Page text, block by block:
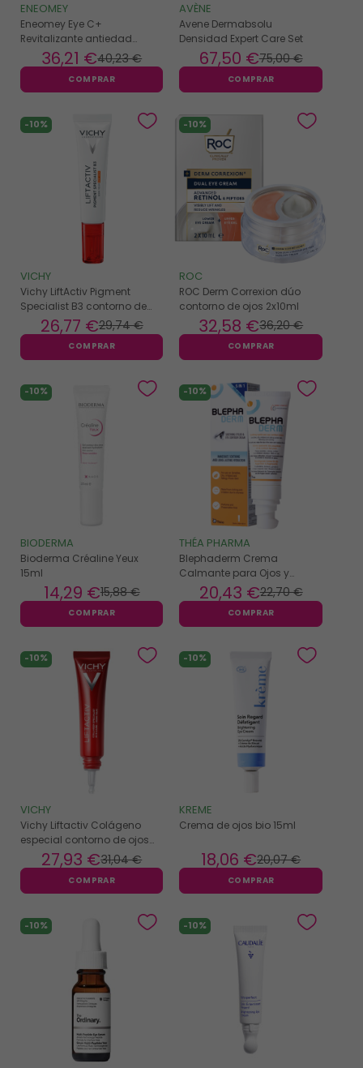
ENEOMEY
Eneomey Eye C+
Revitalizante antiedad
contorno de ojos 15ml
40,23 €
36,21 €
COMPRAR
AVÈNE
Avene Dermabsolu
Densidad Expert Care Set
75,00 €
67,50 €
COMPRAR
-10%
VICHY
Vichy LiftActiv Pigment
Specialist B3 contorno de
ojos SPF50+ 15ml29,74 €
26,77 €
COMPRAR
-10%
ROC
ROC Derm Correxion dúo
contorno de ojos 2x10ml
36,20 €
32,58 €
COMPRAR
-10%
BIODERMA
Bioderma Créaline Yeux
15ml
15,88 €
14,29 €
COMPRAR
-10%
THÉA PHARMA
Blephaderm Crema
Calmante para Ojos y
Párpados 40ml 22,70 €
20,43 €
COMPRAR
-10%
VICHY
Vichy Liftactiv Colágeno
especial contorno de ojos
15ml
31,04 €
27,93 €
COMPRAR
-10%
KREME
Crema de ojos bio 15ml
20,07 €
18,06 €
COMPRAR
-10% -10%